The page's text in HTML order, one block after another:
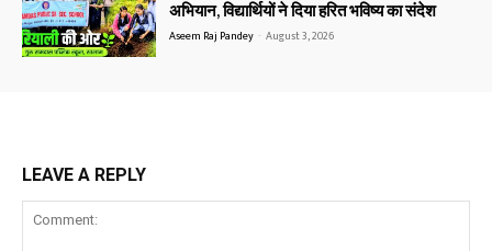
अभियान, विद्यार्थियों ने दिया हरित भविष्य का संदेश
Aseem Raj Pandey - August 3, 2026
LEAVE A REPLY